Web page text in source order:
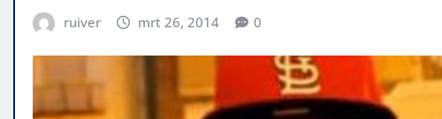
ruiver mrt 26, 2014 0